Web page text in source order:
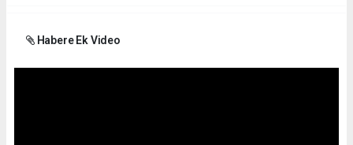
Habere Ek Video